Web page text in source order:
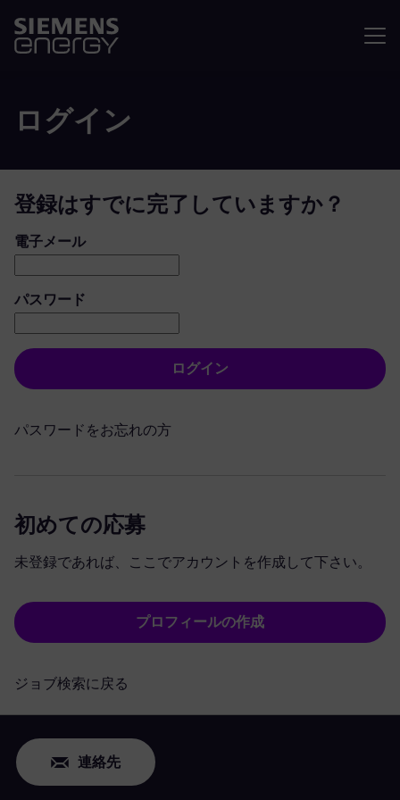
ログイン
登録はすでに完了していますか？
ログイン：ユーザーとパスワード
電子メール
パスワード
ログイン
パスワードをお忘れの方
初めての応募
未登録であれば、ここでアカウントを作成して下さい。
プロフィールの作成
ジョブ検索に戻る
連絡先